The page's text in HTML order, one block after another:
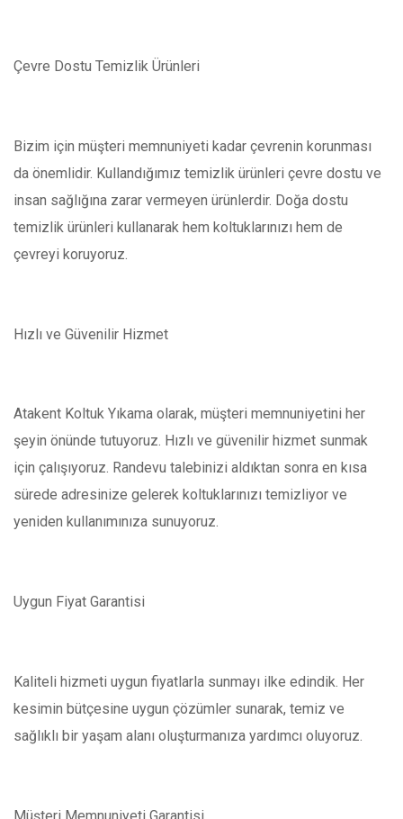
Çevre Dostu Temizlik Ürünleri
Bizim için müşteri memnuniyeti kadar çevrenin korunması
da önemlidir. Kullandığımız temizlik ürünleri çevre dostu ve
insan sağlığına zarar vermeyen ürünlerdir. Doğa dostu
temizlik ürünleri kullanarak hem koltuklarınızı hem de
çevreyi koruyoruz.
Hızlı ve Güvenilir Hizmet
Atakent Koltuk Yıkama olarak, müşteri memnuniyetini her
şeyin önünde tutuyoruz. Hızlı ve güvenilir hizmet sunmak
için çalışıyoruz. Randevu talebinizi aldıktan sonra en kısa
sürede adresinize gelerek koltuklarınızı temizliyor ve
yeniden kullanımınıza sunuyoruz.
Uygun Fiyat Garantisi
Kaliteli hizmeti uygun fiyatlarla sunmayı ilke edindik. Her
kesimin bütçesine uygun çözümler sunarak, temiz ve
sağlıklı bir yaşam alanı oluşturmanıza yardımcı oluyoruz.
Müşteri Memnuniyeti Garantisi